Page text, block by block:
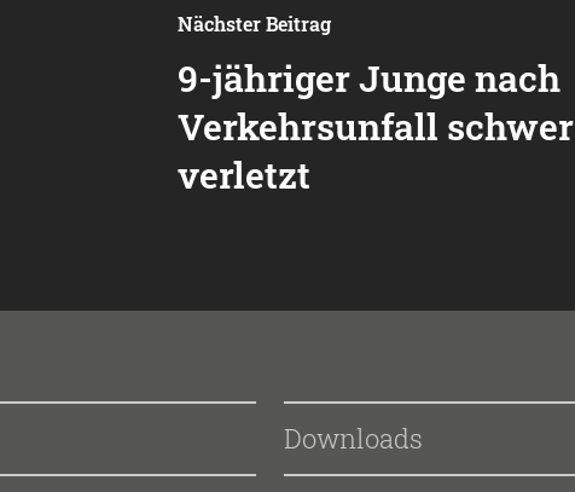
Nächster Beitrag
9-jähriger Junge nach
Verkehrsunfall schwer
verletzt
Downloads